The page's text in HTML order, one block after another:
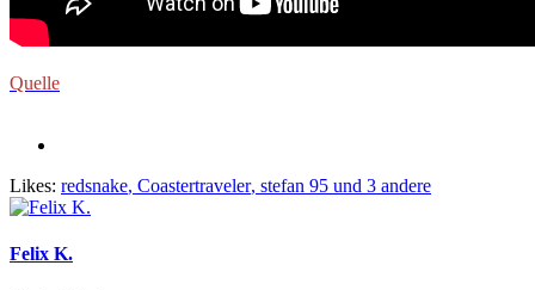
Quelle
Likes: redsnake, Coastertraveler, stefan 95 und 3 andere
Felix K.